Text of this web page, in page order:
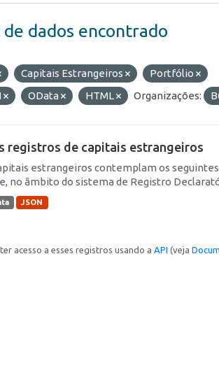
dados encontrado
Capitais Estrangeiros
Portfólio
OData HTML Organizações:
registros de capitais estrangeiros
estrangeiros contemplam os
no âmbito do sistema de Registro
JSON
acesso a esses registros usando a API (veja